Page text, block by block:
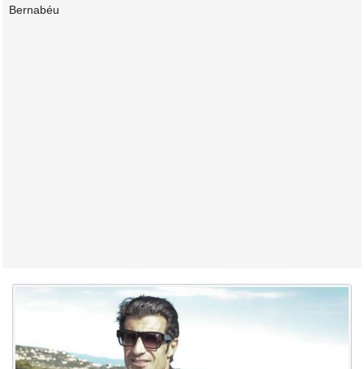
Bernabéu